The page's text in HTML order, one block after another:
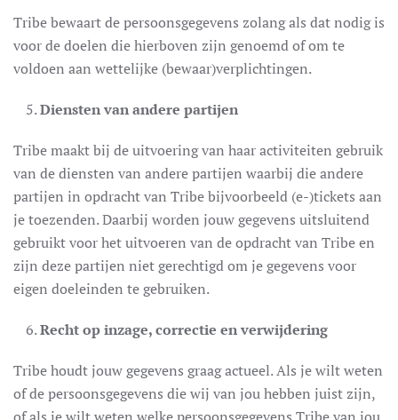
Tribe bewaart de persoonsgegevens zolang als dat nodig is
voor de doelen die hierboven zijn genoemd of om te
voldoen aan wettelijke (bewaar)verplichtingen.
Diensten van andere partijen
Tribe maakt bij de uitvoering van haar activiteiten gebruik
van de diensten van andere partijen waarbij die andere
partijen in opdracht van Tribe bijvoorbeeld (e-)tickets aan
je toezenden. Daarbij worden jouw gegevens uitsluitend
gebruikt voor het uitvoeren van de opdracht van Tribe en
zijn deze partijen niet gerechtigd om je gegevens voor
eigen doeleinden te gebruiken.
Recht op inzage, correctie en verwijdering
Tribe houdt jouw gegevens graag actueel. Als je wilt weten
of de persoonsgegevens die wij van jou hebben juist zijn,